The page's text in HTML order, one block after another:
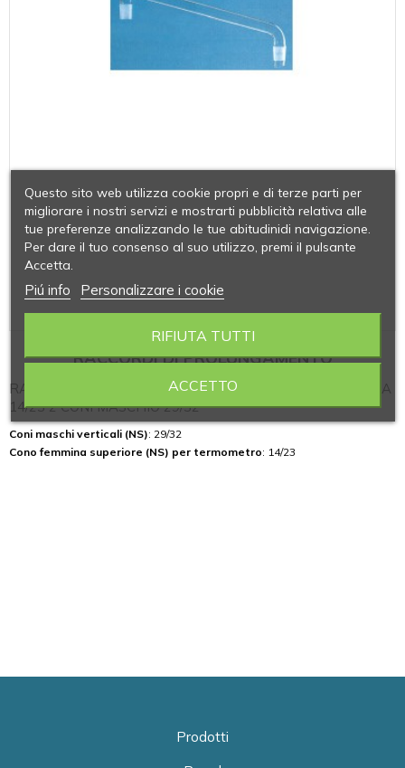
RACCORDI DI PROLUNGAMENTO
RACCORDO DI DISTILLAZIONE SEMPLICE CONO FEMMINA
14/23 2 CONI MASCHIO 29/32
Coni maschi verticali (NS): 29/32
Cono femmina superiore (NS) per termometro: 14/23
Prodotti
Questo sito web utilizza cookie propri e di terze parti per
migliorare i nostri servizi e mostrarti pubblicità relativa alle
tue preferenze analizzando le tue abitudinidi navigazione.
Per dare il tuo consenso al suo utilizzo, premi il pulsante
Accetta.
Piú info Personalizzare i cookie
RIFIUTA TUTTI
ACCETTO